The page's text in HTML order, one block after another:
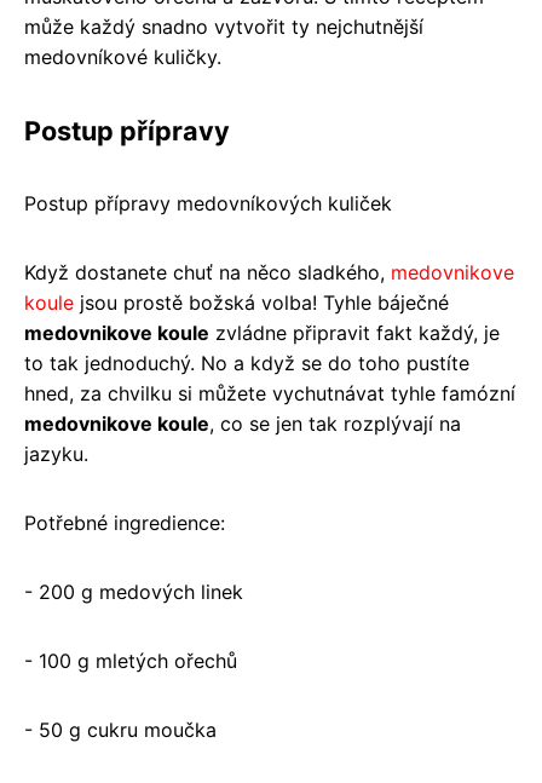
může každý snadno vytvořit ty nejchutnější
medovníkové kuličky.
Postup přípravy
Postup přípravy medovníkových kuliček
Když dostanete chuť na něco sladkého, medovnikove
koule jsou prostě božská volba! Tyhle báječné
medovnikove koule zvládne připravit fakt každý, je
to tak jednoduchý. No a když se do toho pustíte
hned, za chvilku si můžete vychutnávat tyhle famózní
medovnikove koule, co se jen tak rozplývají na
jazyku.
Potřebné ingredience:
- 200 g medových linek
- 100 g mletých ořechů
- 50 g cukru moučka